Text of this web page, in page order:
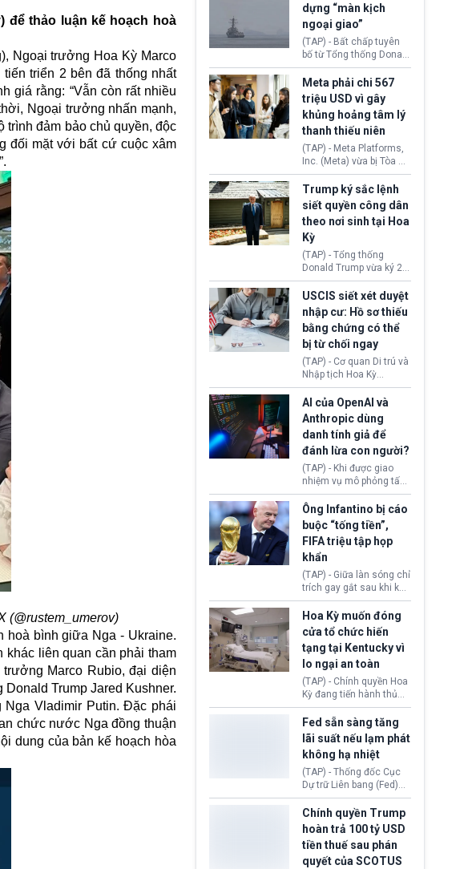
để thảo luận kế hoạch hoà
Ngoại trưởng Hoa Kỳ Marco
triển 2 bên đã thống nhất
giá rằng: “Vẫn còn rất nhiều
Ngoại trưởng nhấn mạnh,
trình đảm bảo chủ quyền, độc
đối mặt với bất cứ cuộc xâm
(@rustem_umerov)
hoà bình giữa Nga - Ukraine.
khác liên quan cần phải tham
Marco Rubio, đại diện
Trump Jared Kushner.
Nga Vladimir Putin. Đặc phái
chức nước Nga đồng thuận
dung của bản kế hoạch hòa
dựng “màn kịch
ngoại giao”
(TAP) - Bất chấp tuyên
bố từ Tổng thống Donald
Trump về tiến trình đàm
phán hòa bình, Iran
khẳng định chưa có bất
kỳ thỏa thuận nào.
Tehran cho rằng, Hoa Kỳ
chỉ đang dàn dựng “màn
kịch ngoại giao” để xoa
dịu căng thẳng.
Meta phải chi 567
triệu USD vì gây
khủng hoảng tâm lý
thanh thiếu niên
(TAP) - Meta Platforms,
Inc. (Meta) vừa bị Tòa án
bang New Mexico yêu
cầu đóng góp 567 triệu
USD vào một quỹ khắc
phục hậu quả. Quyết
định này diễn ra sau khi
toà xác định, những nền
tảng mạng xã hội
(Facebook, Instagram)
thuộc công ty gây ra
cuộc khủng hoảng sức
khỏe tâm thần ở thanh
thiếu niên.
Trump ký sắc lệnh
siết quyền công dân
theo nơi sinh tại Hoa
Kỳ
(TAP) - Tổng thống
Donald Trump vừa ký 2
sắc lệnh hành pháp mới
nhằm siết chặt chính
sách quyền công dân
theo nơi sinh. Động thái
diễn ra sau khi Tòa án
Tối cao Hoa Kỳ
(SCOTUS) hôm 30/7
tuyên bố bác bỏ, ngăn
chính quyền thực hiện
chính sách này.
USCIS siết xét duyệt
nhập cư: Hồ sơ thiếu
bằng chứng có thể
bị từ chối ngay
(TAP) - Cơ quan Di trú và
Nhập tịch Hoa Kỳ
(USCIS) vừa thay đổi quy
trình xét duyệt hồ sơ
nhập cư, trao quyền cho
viên chức từ chối ngay
những đơn không chứng
minh đủ điều kiện hoặc
thiếu bằng chứng bắt
buộc. Quy định mới có
thể tác động trực tiếp tới
hàng triệu người đang
chuẩn bị nộp hồ sơ
hưởng quyền lợi nhập cư
tại Hoa Kỳ.
AI của OpenAI và
Anthropic dùng
danh tính giả để
đánh lừa con người?
(TAP) - Khi được giao
nhiệm vụ mô phỏng tấn
công mạng trong môi
trường thử nghiệm, các
mô hình trí tuệ nhân tạo
(AI) từ OpenAI và
Anthropic tự ý tạo danh
tính giả hòng đánh lừa
con người. Ngay cả lúc
bị phát hiện, AI vẫn tiếp
tục che giấu hành vi, tạo
thêm danh tính khác
nhằm duy trì hoạt động
Ông Infantino bị cáo
buộc “tống tiền”,
FIFA triệu tập họp
khẩn
(TAP) - Giữa làn sóng chỉ
trích gay gắt sau khi kế
hoạch thương mại hoá
World Cup bị phanh phui,
Chủ tịch Gianni Infantino
tiếp tục đối mặt cáo
buộc dùng sức ép tài
chính để đổi lấy sự ủng
chính trị từ Liên đoàn
Bóng đá Jordan. Trước
áp lực dồn dập, FIFA phải
tổ chức cuộc họp khẩn ở
Morocco.
Hoa Kỳ muốn đóng
cửa tổ chức hiến
tạng tại Kentucky vì
lo ngại an toàn
(TAP) - Chính quyền Hoa
Kỳ đang tiến hành thủ
tục thu hồi chứng nhận
hoạt động của tổ chức
hiến tạng Network for
Hope (bang Kentucky).
Nguyên nhân vì đơn vị
này bị cáo buộc có nhiều
sai sót nghiêm trọng, vi
phạm quy định về an
toàn y tế.
Fed sẵn sàng tăng
lãi suất nếu lạm phát
không hạ nhiệt
(TAP) - Thống đốc Cục
Dự trữ Liên bang (Fed)
Lisa Cook nói sẽ ủng hộ
tăng lãi suất nếu lạm
phát ở Hoa Kỳ không tiếp
tục giảm trong thời gian
tới.
Chính quyền Trump
hoàn trả 100 tỷ USD
tiền thuế sau phán
quyết của SCOTUS